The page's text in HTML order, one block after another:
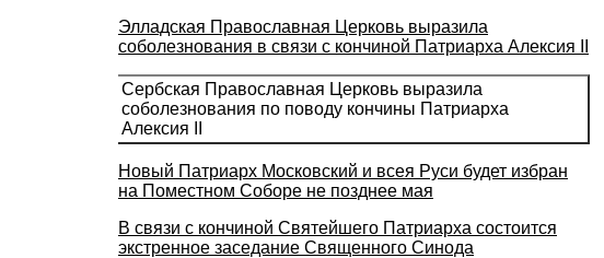
Элладская Православная Церковь выразила
соболезнования в связи с кончиной Патриарха Алексия II
Сербская Православная Церковь выразила
соболезнования по поводу кончины Патриарха
Алексия II
Новый Патриарх Московский и всея Руси будет избран
на Поместном Соборе не позднее мая
В связи с кончиной Святейшего Патриарха состоится
экстренное заседание Священного Синода